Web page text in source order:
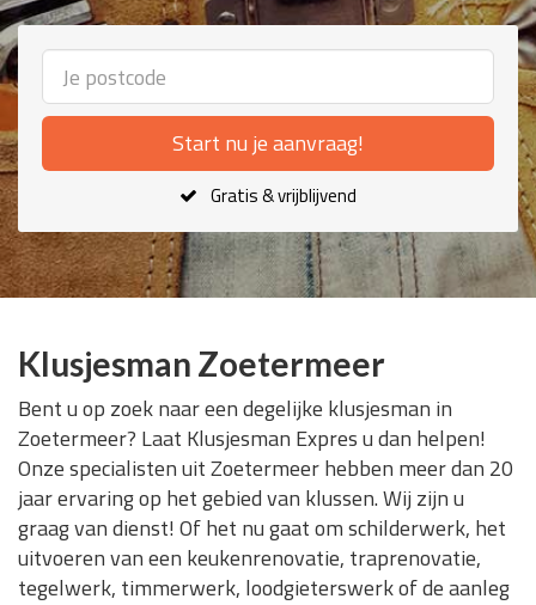
Start nu je aanvraag!
Gratis & vrijblijvend
Klusjesman Zoetermeer
Bent u op zoek naar een degelijke klusjesman in
Zoetermeer? Laat Klusjesman Expres u dan helpen!
Onze specialisten uit Zoetermeer hebben meer dan 20
jaar ervaring op het gebied van klussen. Wij zijn u
graag van dienst! Of het nu gaat om schilderwerk, het
uitvoeren van een keukenrenovatie, traprenovatie,
tegelwerk, timmerwerk, loodgieterswerk of de aanleg